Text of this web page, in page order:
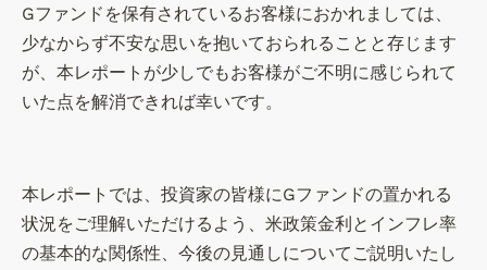
Gファンドを保有されているお客様におかれましては、
少なからず不安な思いを抱いておられることと存じます
が、本レポートが少しでもお客様がご不明に感じられて
いた点を解消できれば幸いです。
本レポートでは、投資家の皆様にGファンドの置かれる
状況をご理解いただけるよう、米政策金利とインフレ率
の基本的な関係性、今後の見通しについてご説明いたし